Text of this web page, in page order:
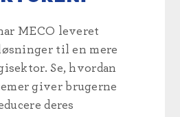
MECO leveret
til en mere
Se, hvordan
giver brugerne
deres